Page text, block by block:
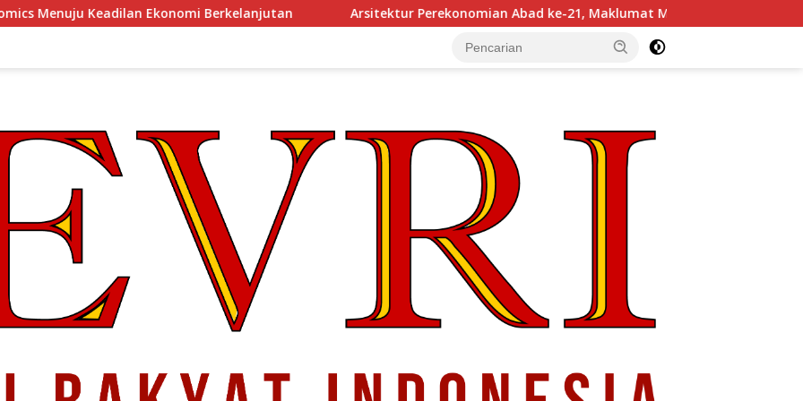
Arsitektur Perekonomian Abad ke-21, Maklumat Merdeka Barat, dan Jalan Panjang Menuju Kedaulatan